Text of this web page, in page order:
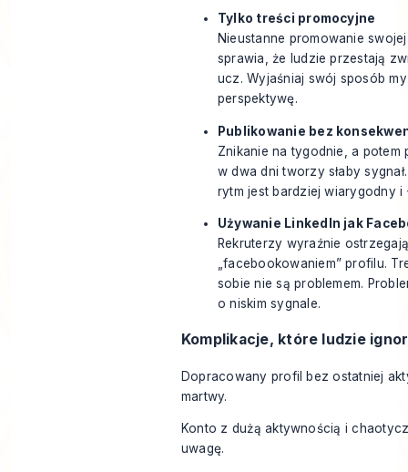
Tylko treści promocyjne
Nieustanne promowanie
sprawia, że ludzie przestają
ucz. Wyjaśniaj swój sposób
perspektywę.
Publikowanie bez
Znikanie na tygodnie, a potem
w dwa dni tworzy słaby
rytm jest bardziej wiarygodny i
Używanie LinkedIn jak
Rekruterzy wyraźnie
„facebookowaniem” profilu.
sobie nie są problemem.
o niskim sygnale.
Komplikacje, które ludzie
Dopracowany profil bez ostatniej
martwy.
Konto z dużą aktywnością i
uwagę.